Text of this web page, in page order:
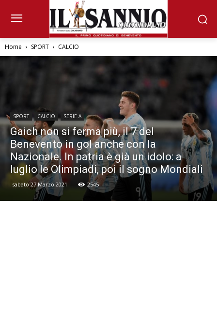
Home SPORT CALCIO
SPORT CALCIO SERIE A
Gaich non si ferma più, il 7 del
Benevento in gol anche con la
Nazionale. In patria è già un idolo: a
luglio le Olimpiadi, poi il sogno Mondiali
sabato 27 Marzo 2021 2545